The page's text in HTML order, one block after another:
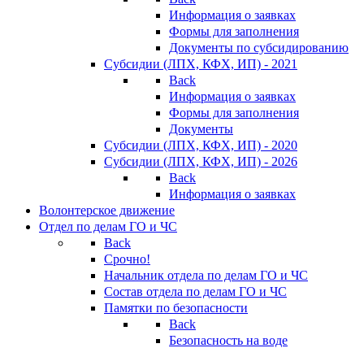
Информация о заявках
Формы для заполнения
Документы по субсидированию
Субсидии (ЛПХ, КФХ, ИП) - 2021
Back
Информация о заявках
Формы для заполнения
Документы
Субсидии (ЛПХ, КФХ, ИП) - 2020
Субсидии (ЛПХ, КФХ, ИП) - 2026
Back
Информация о заявках
Волонтерское движение
Отдел по делам ГО и ЧС
Back
Срочно!
Начальник отдела по делам ГО и ЧС
Состав отдела по делам ГО и ЧС
Памятки по безопасности
Back
Безопасность на воде